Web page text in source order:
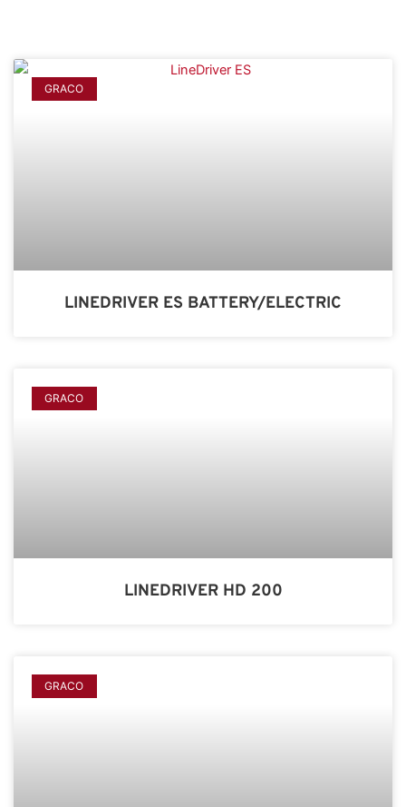
GRACO
LINEDRIVER ES BATTERY/ELECTRIC
GRACO
LINEDRIVER HD 200
GRACO